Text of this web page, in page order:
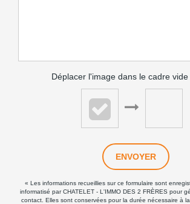
Déplacer l'image dans le cadre
ENVOYER
« Les informations recueillies sur ce formulaire sont
informatisé par CHATELET - L'IMMO DES 2 FRÈRES pour
contact. Elles sont conservées pour la durée nécessaire à